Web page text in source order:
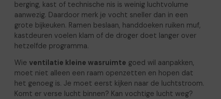
berging, kast of technische nis is weinig luchtvolume
aanwezig. Daardoor merk je vocht sneller dan in een
grote bijkeuken. Ramen beslaan, handdoeken ruiken muf,
kastdeuren voelen klam of de droger doet langer over
hetzelfde programma.
Wie ventilatie kleine wasruimte goed wil aanpakken,
moet niet alleen een raam openzetten en hopen dat
het genoeg is. Je moet eerst kijken naar de luchtstroom.
Komt er verse lucht binnen? Kan vochtige lucht weg?